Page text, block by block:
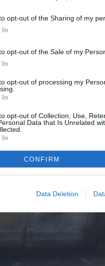
opt-out of the Sharing of my
In
opt-out of the Sale of my
In
opt-out of processing my
In
opt-out of Collection, Use,
Data that Is Unrelated
In
CONFIRM
Data Deletion